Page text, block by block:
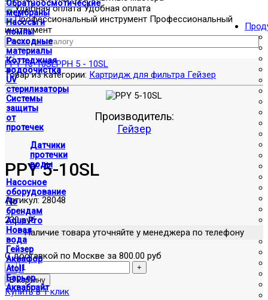
Обратноосмотические
мембраны
Насосы и
помпы
Расходные
материалы
Коттеджная
водоочистка
UV
стерилизаторы
Системы
защиты
от
протечек
Датчики
протечки
воды
Насосное
оборудование
По
брендам
Aqua Pro
Новая
вода
Гейзер
Аквафор
Atoll
Барьер
Аквабрайт
Удобная оплата
Профессиональный
инструмент
PPY 10-10SLPPH 5 - 10SL
Товар из категории: Картридж для фильтра Гейзер
Производитель:
Гейзер
PPY 5-10SL
Артикул: 28048
230 руб
Наличие товара уточняйте у менеджера по телефону
С доставкой по Москве за 800.00 руб
Купить в 1 клик